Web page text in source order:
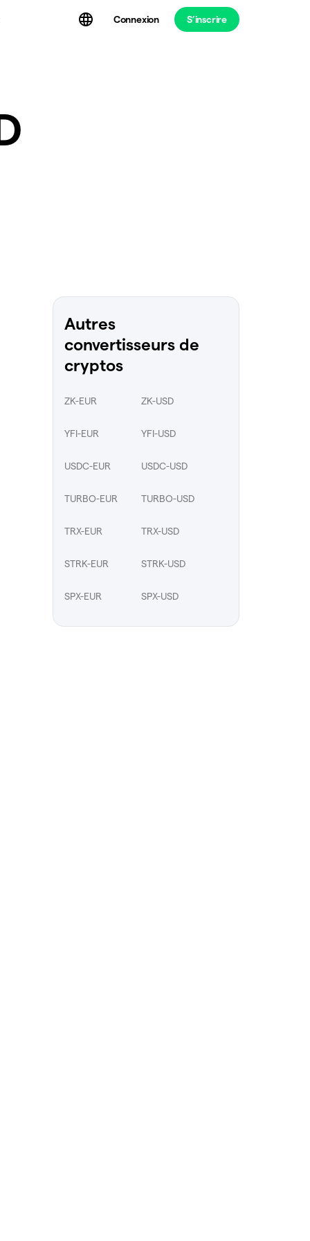
Connexion S’inscrire
Autres
convertisseurs de
cryptos
ZK-EUR ZK-USD
YFI-EUR YFI-USD
USDC-EUR USDC-USD
TURBO-EUR TURBO-USD
TRX-EUR TRX-USD
STRK-EUR STRK-USD
SPX-EUR SPX-USD